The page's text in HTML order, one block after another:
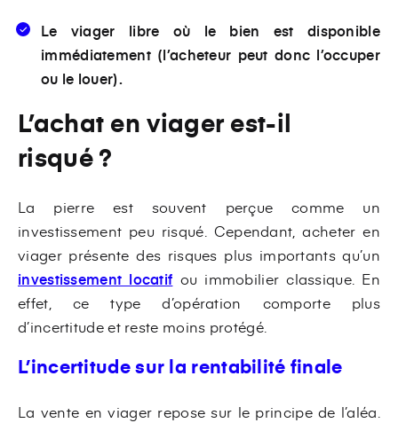
Le viager libre où le bien est disponible
immédiatement (l’acheteur peut donc l’occuper
ou le louer).
L’achat en viager est-il
risqué ?
La pierre est souvent perçue comme un
investissement peu risqué. Cependant, acheter en
viager présente des risques plus importants qu’un
investissement locatif ou immobilier classique. En
effet, ce type d’opération comporte plus
d’incertitude et reste moins protégé.
L’incertitude sur la rentabilité finale
La vente en viager repose sur le principe de l’aléa.